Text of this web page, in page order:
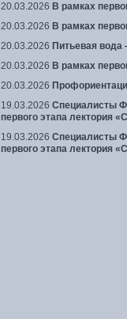
20.03.2026 В рамках
20.03.2026 В рамках
20.03.2026 Питьевая
20.03.2026 В рамках
20.03.2026
19.03.2026 Специалисты
первого этапа лектория
19.03.2026 Специалисты
первого этапа лектория